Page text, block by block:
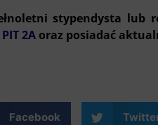
stypendysta lub
PIT 2A oraz posiadać
Facebook